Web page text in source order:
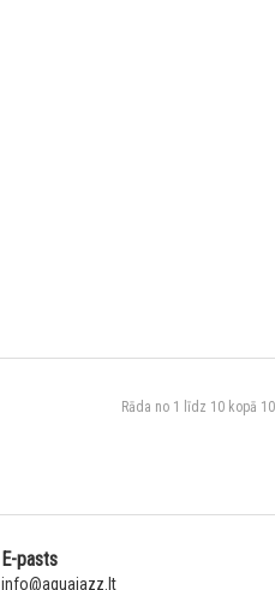
Rāda no 1 līdz 10 kopā
E-pasts
info@aquajazz.lt